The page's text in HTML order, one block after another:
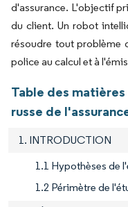
d'assurance. L'objectif
du client. Un robot
résoudre tout problème
police au calcul et à
Table des
russe de
1. INTRODUCTION
1.1 Hypothèses de
1.2 Périmètre de